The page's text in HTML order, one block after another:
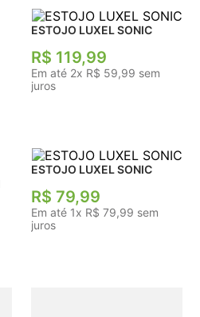
ESTOJO LUXEL SONIC
R$ 119,99
Em até 2x R$ 59,99 sem
juros
ESTOJO LUXEL SONIC
R$ 79,99
Em até 1x R$ 79,99 sem
juros